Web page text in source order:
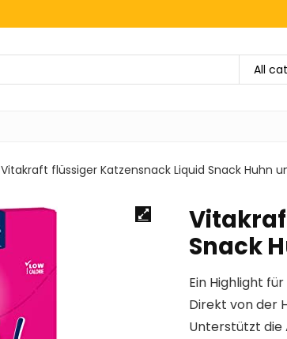
All
Vitakraft flüssiger Katzensnack Liquid Snack Huhn
Snack
Ein Highlight
Direkt von der
Unterstützt die